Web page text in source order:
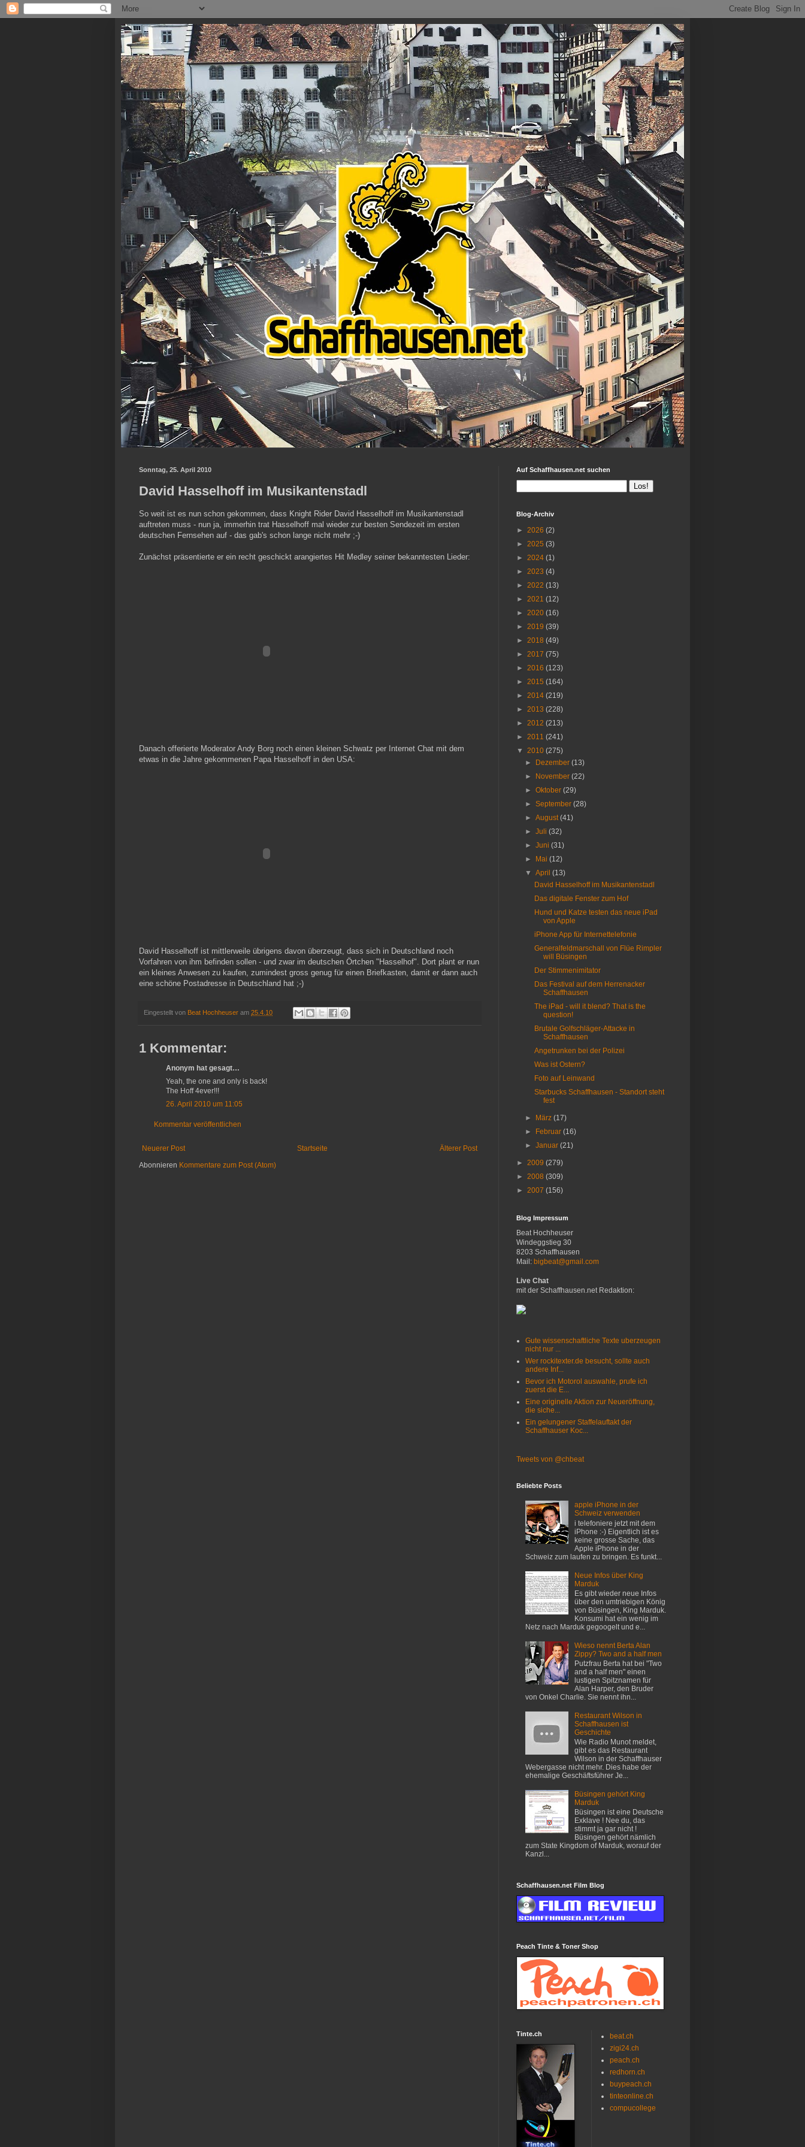
Sonntag, 25. April 2010
David Hasselhoff im Musikantenstadl
So weit ist es nun schon gekommen, dass Knight Rider David Hasselhoff im Musikantenstadl
auftreten muss - nun ja, immerhin trat Hasselhoff mal wieder zur besten Sendezeit im ersten
deutschen Fernsehen auf - das gab's schon lange nicht mehr ;-)
Zunächst präsentierte er ein recht geschickt arangiertes Hit Medley seiner bekanntesten Lieder:
Danach offerierte Moderator Andy Borg noch einen kleinen Schwatz per Internet Chat mit dem
etwas in die Jahre gekommenen Papa Hasselhoff in den USA:
David Hasselhoff ist mittlerweile übrigens davon überzeugt, dass sich in Deutschland noch
Vorfahren von ihm befinden sollen - und zwar im deutschen Örtchen "Hasselhof". Dort plant er nun
ein kleines Anwesen zu kaufen, zumindest gross genug für einen Briefkasten, damit er dann auch
eine schöne Postadresse in Deutschland hat ;-)
Eingestellt von Beat Hochheuser am 25.4.10
1 Kommentar:
Anonym hat gesagt…
Yeah, the one and only is back!
The Hoff 4ever!!!
26. April 2010 um 11:05
Kommentar veröffentlichen
Neuerer Post Älterer Post
Startseite
Abonnieren Kommentare zum Post (Atom)
Auf Schaffhausen.net suchen
Blog-Archiv
► 2026 (2)
► 2025 (3)
► 2024 (1)
► 2023 (4)
► 2022 (13)
► 2021 (12)
► 2020 (16)
► 2019 (39)
► 2018 (49)
► 2017 (75)
► 2016 (123)
► 2015 (164)
► 2014 (219)
► 2013 (228)
► 2012 (213)
► 2011 (241)
▼ 2010 (275)
►
Dezember(13)
►
November(22)
►Oktober(29)
►September(28)
►August(41)
►Juli(32)
►Juni(31)
►
Mai(12)
▼April(13)
David Hasselhoff im Musikantenstadl
Das digitale Fenster zum Hof
Hund und Katze testen das neue iPad
von Apple
iPhone App für Internettelefonie
Generalfeldmarschall von Flüe Rimpler
will Büsingen
Der Stimmenimitator
Das Festival auf dem Herrenacker
Schaffhausen
The iPad - will it blend? That is the
question!
Brutale Golfschläger-Attacke in
Schaffhausen
Angetrunken bei der Polizei
Was ist Ostern?
Foto auf Leinwand
Starbucks Schaffhausen - Standort steht
fest
► März(17)
►
Februar(16)
►Januar(21)
► 2009 (279)
► 2008 (309)
► 2007 (156)
Blog Impressum
Beat Hochheuser
Windeggstieg 30
8203 Schaffhausen
Mail: bigbeat@gmail.com
Live Chat
mit der Schaffhausen.net Redaktion:
Gute wissenschaftliche Texte uberzeugen
nicht nur ...
Wer rockitexter.de besucht, sollte auch
andere Inf...
Bevor ich Motorol auswahle, prufe ich
zuerst die E...
Eine originelle Aktion zur Neueröffnung,
die siche...
Ein gelungener Staffelauftakt der
Schaffhauser Koc...
Tweets von @chbeat
Beliebte Posts
apple iPhone in der
Schweiz verwenden
i telefoniere jetzt mit dem
iPhone :-) Eigentlich ist es
keine grosse Sache, das
Apple iPhone in der
Schweiz zum laufen zu bringen. Es funkt...
Neue Infos über King
Marduk
Es gibt wieder neue Infos
über den umtriebigen König
von Büsingen, King Marduk.
Konsumi hat ein wenig im
Netz nach Marduk gegoogelt und e...
Wieso nennt Berta Alan
Zippy? Two and a half men
Putzfrau Berta hat bei "Two
and a half men" einen
lustigen Spitznamen für
Alan Harper, den Bruder
von Onkel Charlie. Sie nennt ihn...
Restaurant Wilson in
Schaffhausen ist
Geschichte
Wie Radio Munot meldet,
gibt es das Restaurant
Wilson in der Schaffhauser
Webergasse nicht mehr. Dies habe der
ehemalige Geschäftsführer Je...
Büsingen gehört King
Marduk
Büsingen ist eine Deutsche
Exklave ! Nee du, das
stimmt ja gar nicht !
Büsingen gehört nämlich
zum State Kingdom of Marduk, worauf der
Kanzl...
Schaffhausen.net Film Blog
Peach Tinte & Toner Shop
Tinte.ch
beat.ch
zigi24.ch
peach.ch
redhorn.ch
buypeach.ch
tinteonline.ch
compucollege